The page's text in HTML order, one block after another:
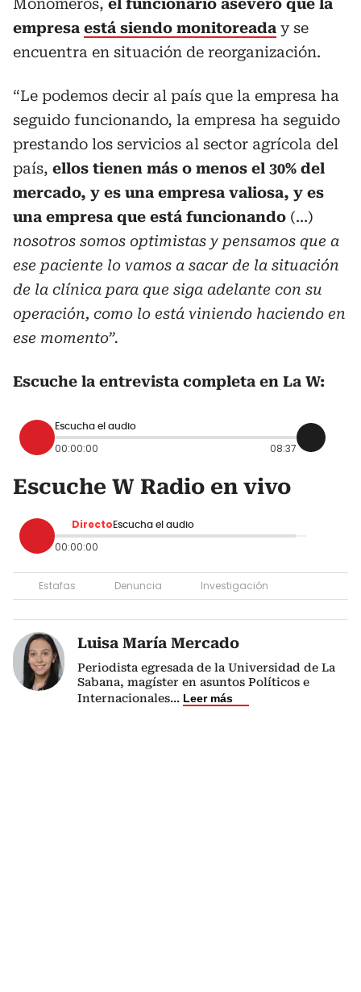
Monómeros, el funcionario aseveró que la
empresa está siendo monitoreada y se
encuentra en situación de reorganización.
“Le podemos decir al país que la empresa ha
seguido funcionando, la empresa ha seguido
prestando los servicios al sector agrícola del
país, ellos tienen más o menos el 30% del
mercado, y es una empresa valiosa, y es
una empresa que está funcionando (...)
nosotros somos optimistas y pensamos que a
ese paciente lo vamos a sacar de la situación
de la clínica para que siga adelante con su
operación, como lo está viniendo haciendo en
ese momento”.
Escuche la entrevista completa en La W:
Escucha el audio
00:00:00 08:37
Escuche W Radio en vivo
Directo Escucha el audio
00:00:00
Estafas Denuncia Investigación
Luisa María Mercado
Periodista egresada de la Universidad de La
Sabana, magíster en asuntos Políticos e
Internacionales... Leer más